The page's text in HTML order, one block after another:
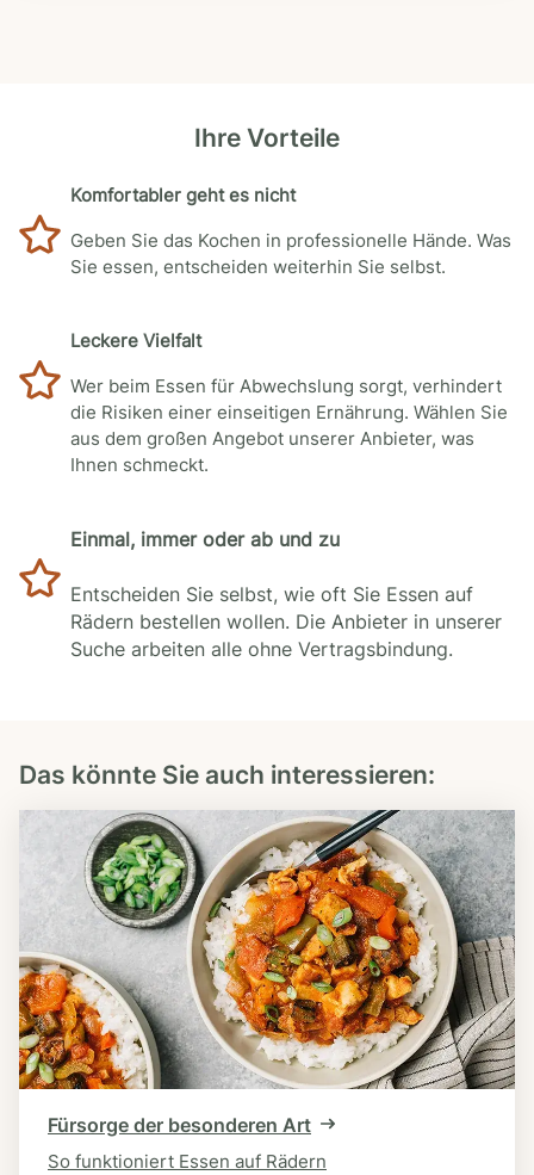
Ihre Vorteile
Komfortabler geht es nicht
Geben Sie das Kochen in professionelle Hände. Was
Sie essen, entscheiden weiterhin Sie selbst.
Leckere Vielfalt
Wer beim Essen für Abwechslung sorgt, verhindert
die Risiken einer einseitigen Ernährung. Wählen Sie
aus dem großen Angebot unserer Anbieter, was
Ihnen schmeckt.
Einmal, immer oder ab und zu
Entscheiden Sie selbst, wie oft Sie Essen auf
Rädern bestellen wollen. Die Anbieter in unserer
Suche arbeiten alle ohne Vertragsbindung.
Das könnte Sie auch interessieren:
Fürsorge der besonderen Art
So funktioniert Essen auf Rädern